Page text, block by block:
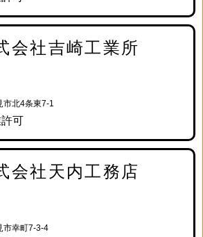
会社吉崎工業所
北4条東7-1
可
会社天内工務店
市幸町7-3-4